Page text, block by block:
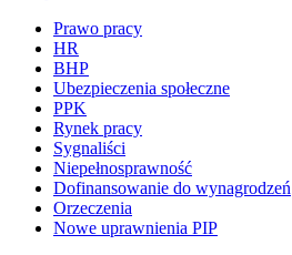
Prawo pracy
HR
BHP
Ubezpieczenia społeczne
PPK
Rynek pracy
Sygnaliści
Niepełnosprawność
Dofinansowanie do wynagrodzeń
Orzeczenia
Nowe uprawnienia PIP